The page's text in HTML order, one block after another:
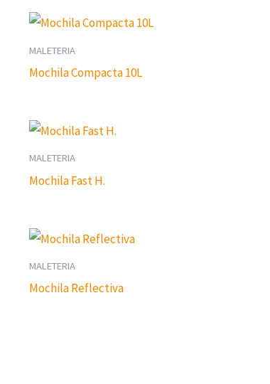
MALETERIA
Mochila Compacta 10L
MALETERIA
Mochila Fast H.
MALETERIA
Mochila Reflectiva